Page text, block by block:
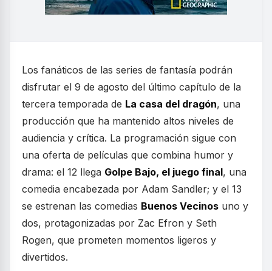
Los fanáticos de las series de fantasía podrán
disfrutar el 9 de agosto del último capítulo de la
tercera temporada de La casa del dragón, una
producción que ha mantenido altos niveles de
audiencia y crítica. La programación sigue con
una oferta de películas que combina humor y
drama: el 12 llega Golpe Bajo, el juego final, una
comedia encabezada por Adam Sandler; y el 13
se estrenan las comedias Buenos Vecinos uno y
dos, protagonizadas por Zac Efron y Seth
Rogen, que prometen momentos ligeros y
divertidos.